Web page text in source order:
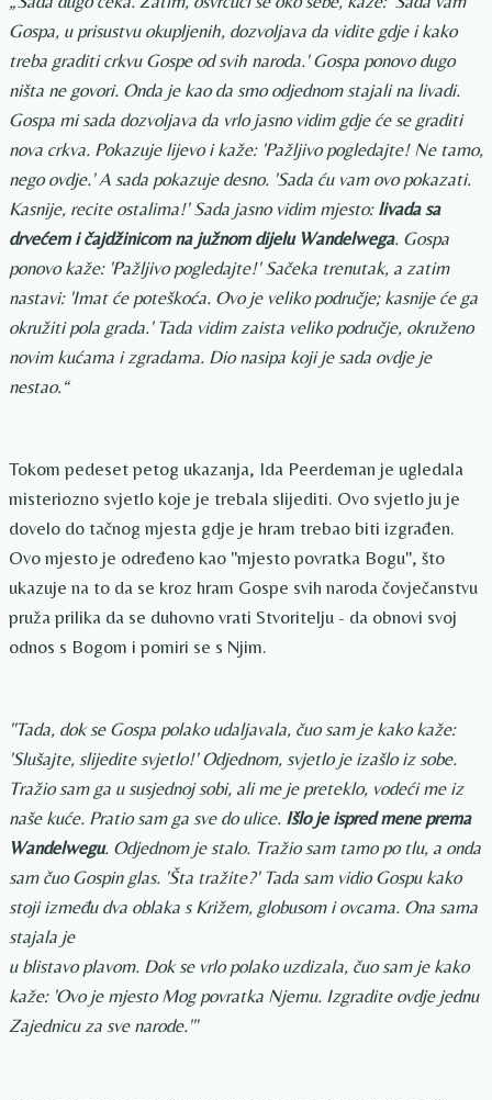
Gospa, u prisustvu okupljenih, dozvoljava da vidite gdje i kako
treba graditi crkvu Gospe od svih naroda.' Gospa ponovo dugo
ništa ne govori. Onda je kao da smo odjednom stajali na livadi.
Gospa mi sada dozvoljava da vrlo jasno vidim gdje će se graditi
nova crkva. Pokazuje lijevo i kaže: 'Pažljivo pogledajte! Ne tamo,
nego ovdje.' A sada pokazuje desno. 'Sada ću vam ovo pokazati.
Kasnije, recite ostalima!' Sada jasno vidim mjesto: livada sa
drvećem i čajdžinicom na južnom dijelu Wandelwega. Gospa
ponovo kaže: 'Pažljivo pogledajte!' Sačeka trenutak, a zatim
nastavi: 'Imat će poteškoća. Ovo je veliko područje; kasnije će ga
okružiti pola grada.' Tada vidim zaista veliko područje, okruženo
novim kućama i zgradama. Dio nasipa koji je sada ovdje je
nestao.“
Tokom pedeset petog ukazanja, Ida Peerdeman je ugledala
misteriozno svjetlo koje je trebala slijediti. Ovo svjetlo ju je
dovelo do tačnog mjesta gdje je hram trebao biti izgrađen.
Ovo mjesto je određeno kao "mjesto povratka Bogu", što
ukazuje na to da se kroz hram Gospe svih naroda čovječanstvu
pruža prilika da se duhovno vrati Stvoritelju - da obnovi svoj
odnos s Bogom i pomiri se s Njim.
"Tada, dok se Gospa polako udaljavala, čuo sam je kako kaže:
'Slušajte, slijedite svjetlo!' Odjednom, svjetlo je izašlo iz sobe.
Tražio sam ga u susjednoj sobi, ali me je preteklo, vodeći me iz
naše kuće. Pratio sam ga sve do ulice. Išlo je ispred mene prema
Wandelwegu. Odjednom je stalo. Tražio sam tamo po tlu, a onda
sam čuo Gospin glas. 'Šta tražite?' Tada sam vidio Gospu kako
stoji između dva oblaka s Križem, globusom i ovcama. Ona sama
stajala je
u blistavo plavom. Dok se vrlo polako uzdizala, čuo sam je kako
kaže: 'Ovo je mjesto Mog povratka Njemu. Izgradite ovdje jednu
Zajednicu za sve narode.'"